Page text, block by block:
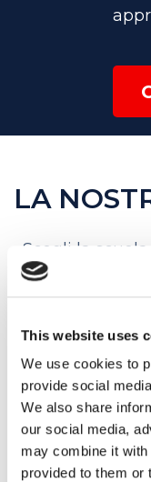
This website uses
We use cookies to
provide social
We also share
our social media,
may combine it with
provided to them or
LA
Scegli la
per
My